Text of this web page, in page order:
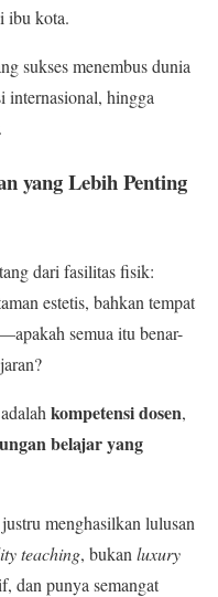
ibu kota.
sukses menembus dunia
internasional, hingga
yang Lebih Penting
dari fasilitas fisik:
estetis, bahkan tempat
semua itu benar-
kompetensi dosen,
belajar yang
menghasilkan lulusan
teaching, bukan luxury
dan punya semangat